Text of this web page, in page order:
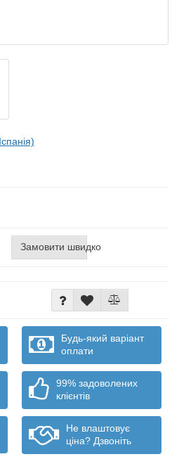
Замовити швидко
Будь-який варіант
оплати
99% задоволених
клієнтів
Не влаштовує
ціна? Дзвоніть